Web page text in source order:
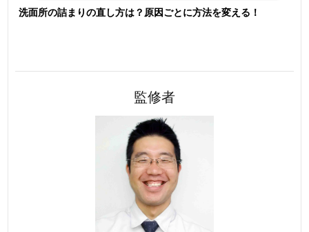
洗面所の詰まりの直し方は？原因ごとに方法を変える！
監修者